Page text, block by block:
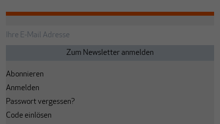
Abonnieren
Anmelden
Passwort vergessen?
Code einlösen